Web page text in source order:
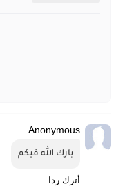
Anonymous
بارك الله فيكم
أترك ردا